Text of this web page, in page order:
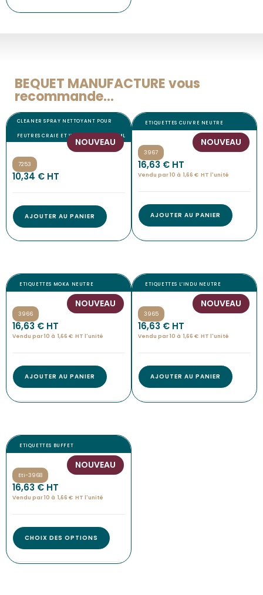
BEQUET MANUFACTURE vous
recommande...
CLEANER SPRAY NETTOYANT POUR
FEUTRES CRAIE ET WATERPROOF 500 ML
NOUVEAU
7253
10,34 € HT
AJOUTER AU PANIER
ETIQUETTES CUIVRE NEUTRE
NOUVEAU
3967
16,63 € HT
Vendu par 10 à 1,66 € HT l'unité
AJOUTER AU PANIER
ETIQUETTES MOKA NEUTRE
NOUVEAU
3966
16,63 € HT
Vendu par 10 à 1,66 € HT l'unité
AJOUTER AU PANIER
ETIQUETTES L’INDU NEUTRE
NOUVEAU
3965
16,63 € HT
Vendu par 10 à 1,66 € HT l'unité
AJOUTER AU PANIER
ETIQUETTES BUFFET
NOUVEAU
Eti-3968
16,63 € HT
Vendu par 10 à 1,66 € HT l'unité
CHOIX DES OPTIONS